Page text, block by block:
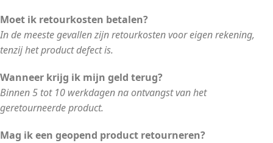
Moet ik retourkosten betalen?
In de meeste gevallen zijn retourkosten voor eigen rekening,
tenzij het product defect is.
Wanneer krijg ik mijn geld terug?
Binnen 5 tot 10 werkdagen na ontvangst van het
geretourneerde product.
Mag ik een geopend product retourneren?